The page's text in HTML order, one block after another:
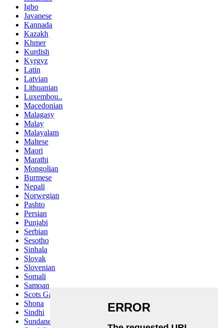
Igbo
Javanese
Kannada
Kazakh
Khmer
Kurdish
Kyrgyz
Latin
Latvian
Lithuanian
Luxembou..
Macedonian
Malagasy
Malay
Malayalam
Maltese
Maori
Marathi
Mongolian
Burmese
Nepali
Norwegian
Pashto
Persian
Punjabi
Serbian
Sesotho
Sinhala
Slovak
Slovenian
Somali
Samoan
Scots Gaelic
Shona
Sindhi
Sundanese